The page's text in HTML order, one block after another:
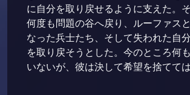
に自分を取り戻せるように支えた。
何度も問題の谷へ戻り、ルーファス
なった兵士たち、そして失われた自
を取り戻そうとした。今のところ何
いないが、彼は決して希望を捨てては